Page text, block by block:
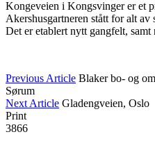
Kongeveien i Kongsvinger er et
Akershusgartneren stått for alt av
Det er etablert nytt gangfelt,
Previous Article Blaker bo- og
Sørum
Next Article Gladengveien, Oslo
Print
3866